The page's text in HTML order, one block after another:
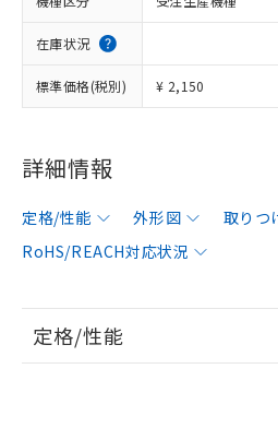
在庫状況
標準価格(税別) ¥ 2,150
詳細情報
定格/性能 外形図 取りつ
RoHS/REACH対応状況
定格/性能